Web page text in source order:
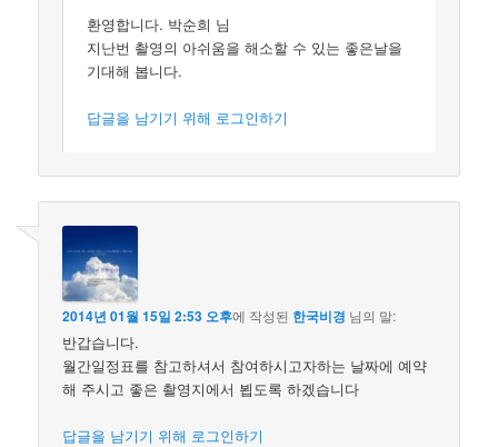
환영합니다. 박순희 님
지난번 촬영의 아쉬움을 해소할 수 있는 좋은날을
기대해 봅니다.
답글을 남기기 위해 로그인하기
2014년 01월 15일 2:53 오후에 작성된 한국비경 님의 말:
반갑습니다.
월간일정표를 참고하셔서 참여하시고자하는 날짜에 예약
해 주시고 좋은 촬영지에서 뵙도록 하겠습니다
답글을 남기기 위해 로그인하기